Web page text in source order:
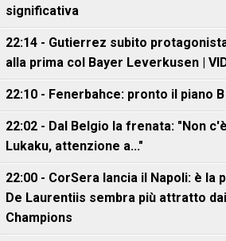
significativa
22:14 - Gutierrez subito
alla prima col Bayer Leverkusen |
22:10 - Fenerbahce: pronto il piano
22:02 - Dal Belgio la frenata: "Non
Lukaku, attenzione a..."
22:00 - CorSera lancia il Napoli: è la
De Laurentiis sembra più attratto
Champions